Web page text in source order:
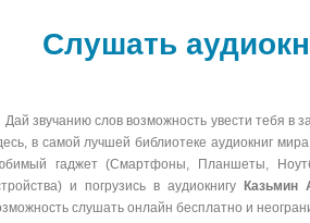
Слушать
Дай звучанию слов возможность увести тебя в
в самой лучшей библиотеке аудиокниг
гаджет (Смартфоны, Планшеты,
и погрузись в аудиокнигу
Казьмин
слушать онлайн бесплатно и